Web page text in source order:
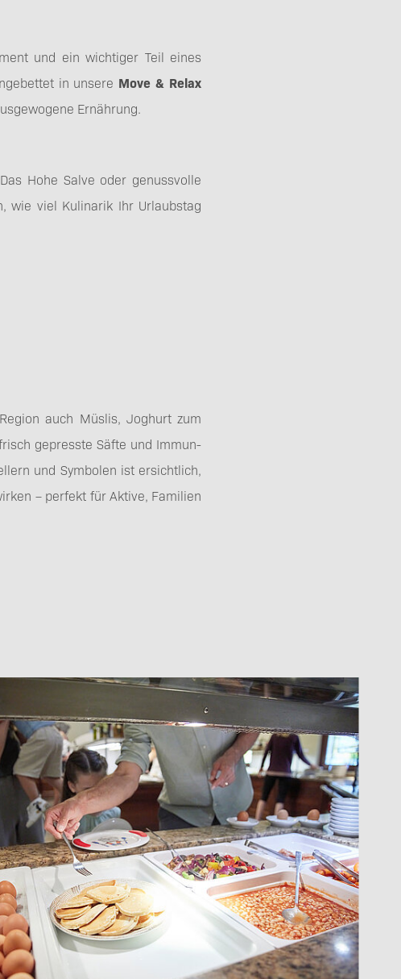
und ein wichtiger Teil eines
in unsere Move & Relax
Ernährung.
Hohe Salve oder genussvolle
wie viel Kulinarik Ihr Urlaubstag
auch Müslis, Joghurt zum
gepresste Säfte und Immun-
und Symbolen ist ersichtlich,
– perfekt für Aktive, Familien